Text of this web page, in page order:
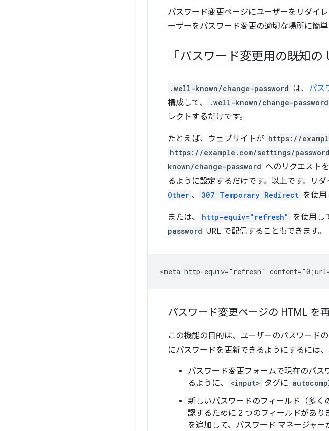
パスワード変更ページにユーザーをリダイ
ーザーをパスワード変更の適切な場所に簡単
「パスワード変更用の既知の
.well-known/change-password は、 パス
構成して、
.well-known/change-password
レクトするだけです。
たとえば、ウェブサイトが https://
https://example.com/settings/password
known/change-password へのリクエストを
るように設定するだけです。以上です。リダ
Other 、 307 Temporary Redirect を使用
または、 http-equiv="refresh" を使用し
password URL で配信することもできます。
パスワード変更ページの HTML を
この機能の目的は、ユーザーのパスワード
にパスワードを更新できるようにするには
パスワード変更フォームで現在のパ
るように、
<input> タグに
新しいパスワードのフィールド（多
認するために 2 つのフィールドがあり
を追加して、パスワード マネージャー